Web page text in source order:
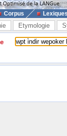
Corpus
Etymologie